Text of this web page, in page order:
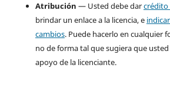
Atribución — Usted debe darcrédito
brindar un enlace a la licencia, e
cambios. Puede hacerlo en cualquier
no de forma tal que sugiera que
apoyo de la licenciante.